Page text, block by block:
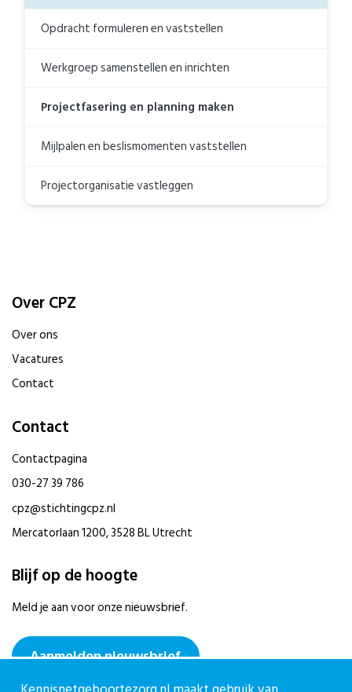
Opdracht formuleren en vaststellen
Werkgroep samenstellen en inrichten
Projectfasering en planning maken
Mijlpalen en beslismomenten vaststellen
Projectorganisatie vastleggen
Over CPZ
Over ons
Vacatures
Contact
Contact
Contactpagina
030-27 39 786
cpz@stichtingcpz.nl
Mercatorlaan 1200, 3528 BL Utrecht
Blijf op de hoogte
Meld je aan voor onze nieuwsbrief.
Aanmelden nieuwsbrief